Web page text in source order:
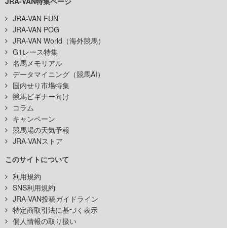
JRA-VAN FUN
JRA-VAN POG
JRA-VAN World（海外競馬）
G1レース特集
名馬メモリアル
データマイニング（競馬AI）
国内せり市場特集
競馬ビギナー向け
コラム
キャンペーン
競馬場の天気予報
JRA-VANストア
このサイトについて
利用規約
SNS利用規約
JRA-VAN投稿ガイドライン
特定商取引法に基づく表示
個人情報の取り扱い